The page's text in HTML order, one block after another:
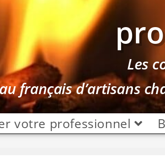
Les
français d’artisans
votre professionnel